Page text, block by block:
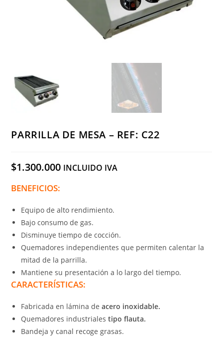
PARRILLA DE MESA – REF: C22
$1.300.000 INCLUIDO IVA
BENEFICIOS:
Equipo de alto rendimiento.
Bajo consumo de gas.
Disminuye tiempo de cocción.
Quemadores independientes que permiten calentar la
mitad de la parrilla.
Mantiene su presentación a lo largo del tiempo.
CARACTERÍSTICAS:
Fabricada en lámina deacero inoxidable.
Quemadores industrialestipo flauta.
Bandeja y canal recoge grasas.